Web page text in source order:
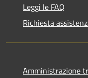
Leggi le FAQ
Richiesta
Amministrazione